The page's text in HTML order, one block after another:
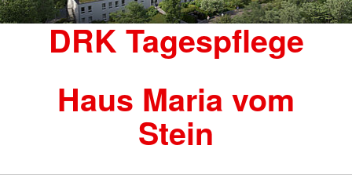
DRK Tagespflege
Haus Maria vom
Stein